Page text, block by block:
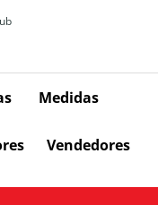
Medidas
Vendedores